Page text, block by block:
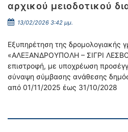
αρχικού μειοδοτικού
13/02/2026 3:42 μμ.
Εξυπηρέτηση της δρομολογιακής
«ΑΛΕΞΑΝΔΡΟΥΠΟΛΗ – ΣΙΓΡΙ
επιστροφή, με υποχρέωση
σύναψη σύμβασης ανάθεσης
από 01/11/2025 έως 31/10/2028